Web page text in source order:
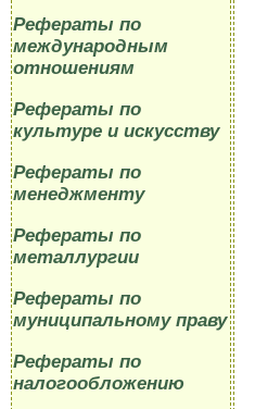
Рефераты по
международным
отношениям
Рефераты по
культуре и искусству
Рефераты по
менеджменту
Рефераты по
металлургии
Рефераты по
муниципальному праву
Рефераты по
налогообложению